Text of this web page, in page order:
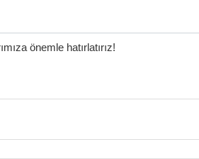
önemle hatırlatırız!